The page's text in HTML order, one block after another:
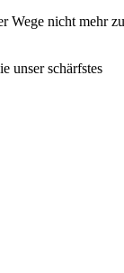
Wege nicht mehr zu
unser schärfstes